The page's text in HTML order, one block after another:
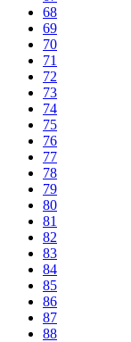
68
69
70
71
72
73
74
75
76
77
78
79
80
81
82
83
84
85
86
87
88